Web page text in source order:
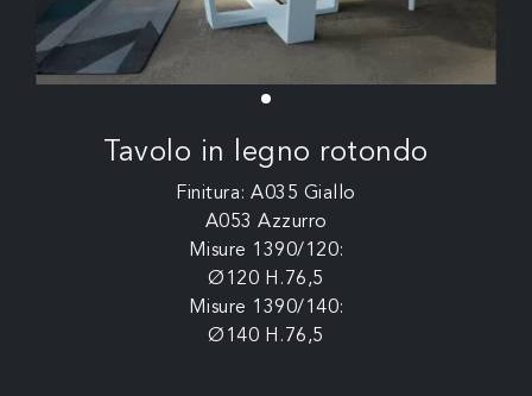
Tavolo in legno rotondo
Finitura: A035 Giallo
A053 Azzurro
Misure 1390/120:
Ø120 H.76,5
Misure 1390/140:
Ø140 H.76,5